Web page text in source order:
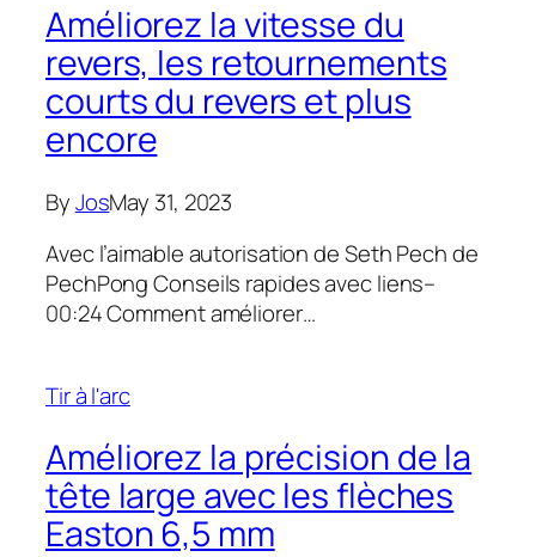
Améliorez la vitesse du
revers, les retournements
courts du revers et plus
encore
ByJosMay 31, 2023
Avec l’aimable autorisation de Seth Pech de
PechPong Conseils rapides avec liens–
00:24 Comment améliorer…
Tir à l'arc
Améliorez la précision de la
tête large avec les flèches
Easton 6,5 mm